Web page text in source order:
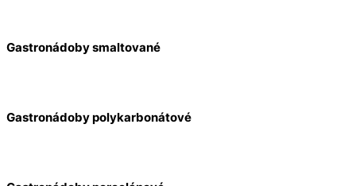
Gastronádoby smaltované
Gastronádoby polykarbonátové